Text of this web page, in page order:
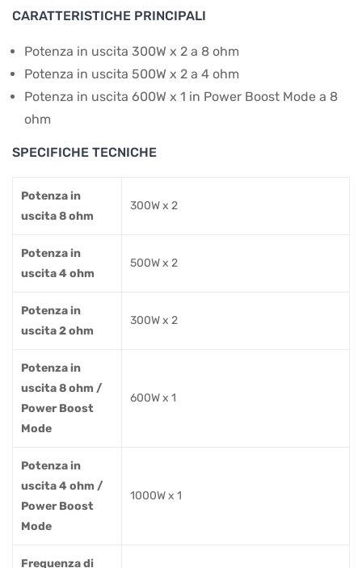
CARATTERISTICHE PRINCIPALI
Potenza in uscita 300W x 2 a 8 ohm
Potenza in uscita 500W x 2 a 4 ohm
Potenza in uscita 600W x 1 in Power Boost Mode a 8
ohm
SPECIFICHE TECNICHE
Potenza in
uscita 8 ohm
300W x 2
Potenza in
uscita 4 ohm
500W x 2
Potenza in
uscita 2 ohm
300W x 2
Potenza in
uscita 8 ohm /
Power Boost
Mode
600W x 1
Potenza in
uscita 4 ohm /
Power Boost
Mode
1000W x 1
Frequenza di